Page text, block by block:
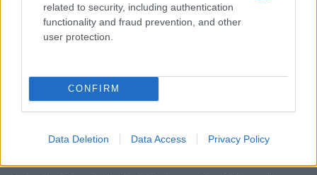
related to security, including authentication
functionality and fraud prevention, and other
user protection.
CONFIRM
Data Deletion Data Access Privacy Policy
Már reggel halott volt a 15 éves rozsnyói fiú, de